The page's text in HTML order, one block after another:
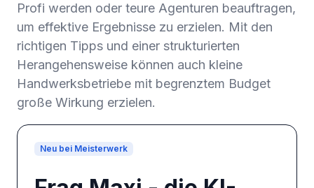
Profi werden oder teure Agenturen beauftragen,
um effektive Ergebnisse zu erzielen. Mit den
richtigen Tipps und einer strukturierten
Herangehensweise können auch kleine
Handwerksbetriebe mit begrenztem Budget
große Wirkung erzielen.
Neu bei Meisterwerk